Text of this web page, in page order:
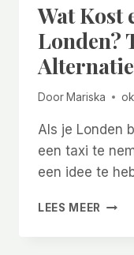
Wat Kost
Londen?
Door Mariska
Als je Londen
een taxi te
een idee te
LEES MEER WAT